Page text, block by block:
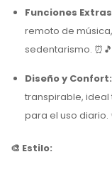
Funciones
remoto de
sedentarismo. ⏰🎵
Diseño y Confort:
transpirable,
para el uso diario.
🎨 Estilo: